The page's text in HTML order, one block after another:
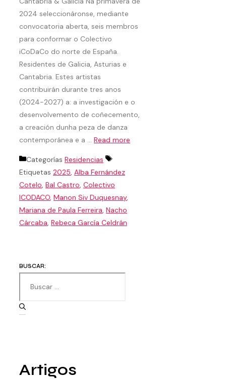
2024 seleccionáronse, mediante
convocatoria aberta, seis membros
para conformar o Colectivo
iCoDaCo do norte de España.
Residentes de Galicia, Asturias e
Cantabria. Estes artistas
contribuirán durante tres anos
(2024-2027) a: a investigación e o
desenvolvemento de coñecemento,
a creación dunha peza de danza
contemporánea e a … Read more
Categorías Residencias
Etiquetas 2025, Alba Fernández
Cotelo, Bal Castro, Colectivo
ICODACO, Manon Siv Duquesnay,
Mariana de Paula Ferreira, Nacho
Cárcaba, Rebeca García Celdrán
BUSCAR:
Artigos